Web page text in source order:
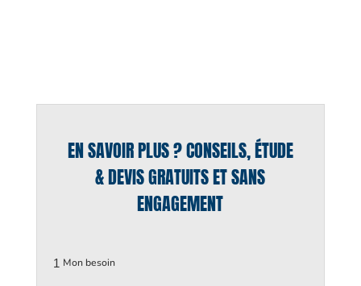
EN SAVOIR PLUS ? CONSEILS, ÉTUDE
& DEVIS GRATUITS ET SANS
ENGAGEMENT
1 Mon besoin